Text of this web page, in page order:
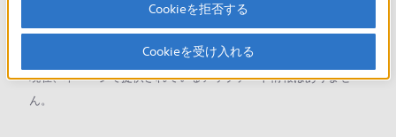
ダウンロード
現在、本ページで提供されているアップデート情報はありませ
ん。
Cookieを拒否する
Cookieを受け入れる